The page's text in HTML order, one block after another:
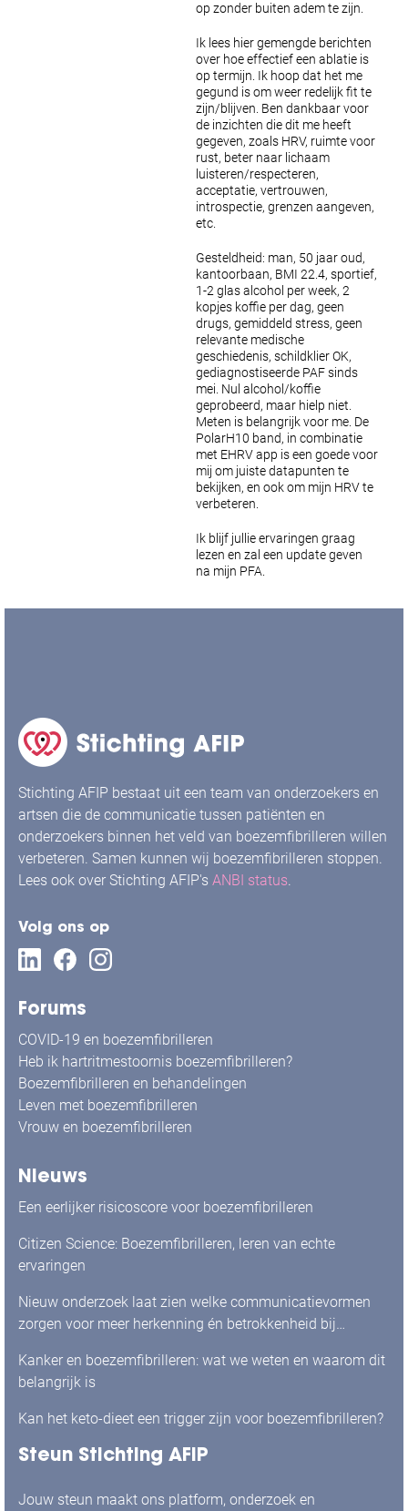
op zonder buiten adem te zijn.
Ik lees hier gemengde berichten
over hoe effectief een ablatie is
op termijn. Ik hoop dat het me
gegund is om weer redelijk fit te
zijn/blijven. Ben dankbaar voor
de inzichten die dit me heeft
gegeven, zoals HRV, ruimte voor
rust, beter naar lichaam
luisteren/respecteren,
acceptatie, vertrouwen,
introspectie, grenzen aangeven,
etc.
Gesteldheid: man, 50 jaar oud,
kantoorbaan, BMI 22.4, sportief,
1-2 glas alcohol per week, 2
kopjes koffie per dag, geen
drugs, gemiddeld stress, geen
relevante medische
geschiedenis, schildklier OK,
gediagnostiseerde PAF sinds
mei. Nul alcohol/koffie
geprobeerd, maar hielp niet.
Meten is belangrijk voor me. De
PolarH10 band, in combinatie
met EHRV app is een goede voor
mij om juiste datapunten te
bekijken, en ook om mijn HRV te
verbeteren.
Ik blijf jullie ervaringen graag
lezen en zal een update geven
na mijn PFA.
Stichting AFIP bestaat uit een team van onderzoekers en
artsen die de communicatie tussen patiënten en
onderzoekers binnen het veld van boezemfibrilleren willen
verbeteren. Samen kunnen wij boezemfibrilleren stoppen.
Lees ook over Stichting AFIP's ANBI status.
Volg ons op
Forums
COVID-19 en boezemfibrilleren
Heb ik hartritmestoornis boezemfibrilleren?
Boezemfibrilleren en behandelingen
Leven met boezemfibrilleren
Vrouw en boezemfibrilleren
Nieuws
Een eerlijker risicoscore voor boezemfibrilleren
Citizen Science: Boezemfibrilleren, leren van echte
ervaringen
Nieuw onderzoek laat zien welke communicatievormen
zorgen voor meer herkenning én betrokkenheid bij
Kanker en boezemfibrilleren: wat we weten en waarom dit
belangrijk is
Kan het keto-dieet een trigger zijn voor boezemfibrilleren?
Steun Stichting AFIP
Jouw steun maakt ons platform, onderzoek en